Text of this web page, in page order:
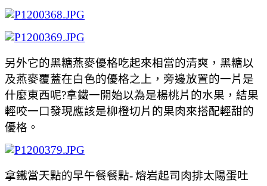
另外它的黑糖燕麥優格吃起來相當的清爽，黑糖以
及燕麥覆蓋在白色的優格之上，旁邊放置的一片是
什麼東西呢?拿鐵一開始以為是楊桃片的水果，結果
輕咬一口發現應該是柳橙切片的果肉來搭配輕甜的
優格。
拿鐵當天點的早午餐餐點-熔岩起司肉排太陽蛋吐